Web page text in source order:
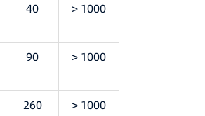
40 > 1000
90 > 1000
260 > 1000